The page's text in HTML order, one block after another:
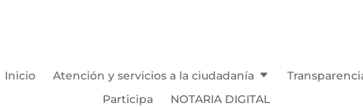
Inicio Atención y servicios a la ciudadanía
Participa
NOTARIA DIGITAL